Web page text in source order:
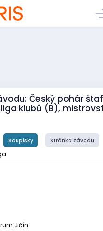
Český pohár
klubů (B),
Soupisky Stránka závodu
Jičín